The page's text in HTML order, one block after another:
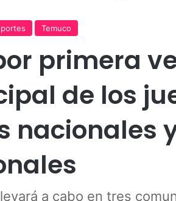
Temuco
primera
de los
nacionales
a cabo en tres